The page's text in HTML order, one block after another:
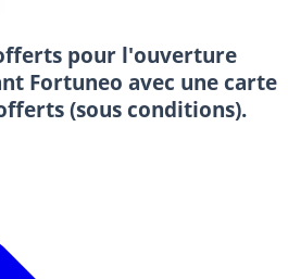
pour l'ouverture
Fortuneo avec une carte
(sous conditions).